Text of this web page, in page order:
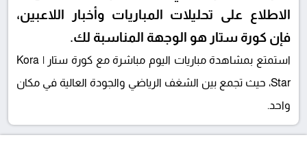
الاطلاع على تحليلات المباريات وأخبار اللاعبين،
فإن كورة ستار هو الوجهة المناسبة لك.
استمتع بمشاهدة مباريات اليوم مباشرة مع كورة ستار | Kora
Star، حيث تجمع بين الشغف الرياضي والجودة العالية في مكان
واحد.